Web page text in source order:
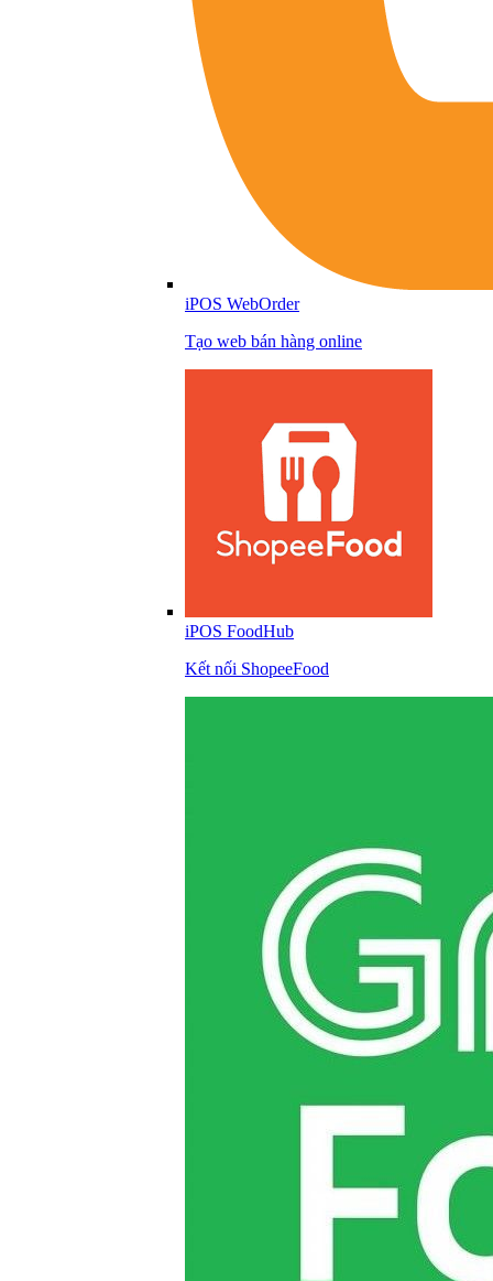
iPOS WebOrder
Tạo web bán hàng online
iPOS FoodHub
Kết nối ShopeeFood